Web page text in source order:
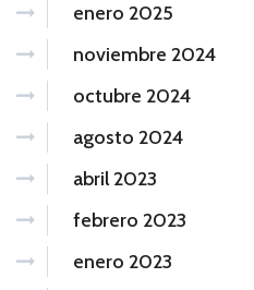
enero 2025
noviembre 2024
octubre 2024
agosto 2024
abril 2023
febrero 2023
enero 2023